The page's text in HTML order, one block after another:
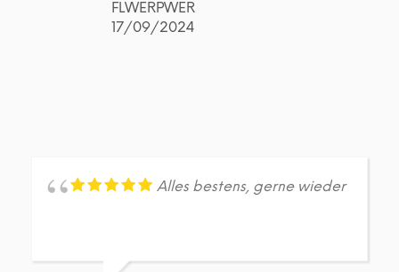
FLWERPWER
17/09/2024
Alles bestens, gerne wieder